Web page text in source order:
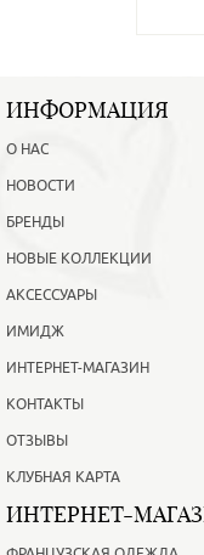
ИНФОРМАЦИЯ
О НАС
НОВОСТИ
БРЕНДЫ
НОВЫЕ КОЛЛЕКЦИИ
АКСЕССУАРЫ
ИМИДЖ
ИНТЕРНЕТ-МАГАЗИН
КОНТАКТЫ
ОТЗЫВЫ
КЛУБНАЯ КАРТА
ИНТЕРНЕТ-